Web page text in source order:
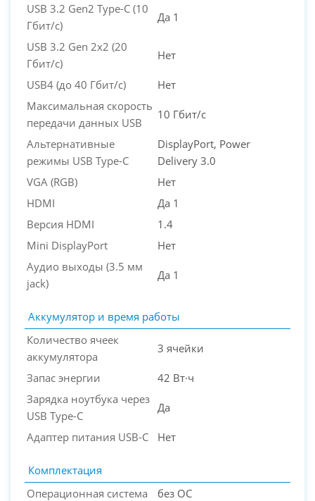
USB 3.2 Gen2 Type-C (10
Гбит/с)
Да 1
USB 3.2 Gen 2x2 (20
Гбит/с)
Нет
USB4 (до 40 Гбит/с)
Нет
Максимальная скорость
передачи данных USB
10 Гбит/с
Альтернативные
режимы USB Type-C
DisplayPort, Power
Delivery 3.0
VGA (RGB)
Нет
HDMI
Да 1
Версия HDMI
1.4
Mini DisplayPort
Нет
Аудио выходы (3.5 мм
jack)
Да 1
Аккумулятор и время работы
Количество ячеек
аккумулятора
3 ячейки
Запас энергии
42 Вт·ч
Зарядка ноутбука через
USB Type-C
Да
Адаптер питания USB-C Нет
Комплектация
Операционная система
без ОС